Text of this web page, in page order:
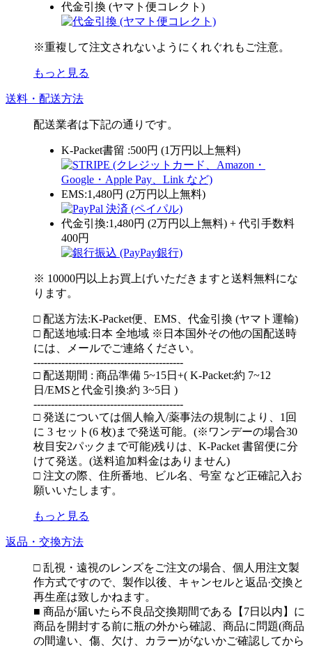
代金引換 (ヤマト便コレクト)
※重複して注文されないようにくれぐれもご注意。
もっと見る
送料・配送方法
配送業者は下記の通りです。
K-Packet書留 :500円 (1万円以上無料)
EMS:1,480円 (2万円以上無料)
代金引換:1,480円 (2万円以上無料) + 代引手数料
400円
※ 10000円以上お買上げいただきますと送料無料にな
ります。
□ 配送方法:K-Packet便、EMS、代金引換 (ヤマト運輸)
□ 配送地域:日本 全地域 ※日本国外その他の国配送時
には、メールでご連絡ください。
-------------------------------------------
□ 配送期間 : 商品準備 5~15日+( K-Packet:約 7~12
日/EMSと代金引換:約 3~5日 )
-------------------------------------------
□ 発送については個人輸入/薬事法の規制により、1回
に 3 セット(6 枚)まで発送可能。(※ワンデーの場合30
枚目安2パックまで可能)残りは、K-Packet 書留便に分
けて発送。(送料追加料金はありません)
□ 注文の際、住所番地、ビル名、号室 など正確記入お
願いいたします。
もっと見る
返品・交換方法
□ 乱視・遠視のレンズをご注文の場合、個人用注文製
作方式ですので、製作以後、キャンセルと返品·交換と
再生産は致しかねます。
■ 商品が届いたら不良品交換期間である【7日以内】に
商品を開封する前に瓶の外から確認、商品に問題(商品
の間違い、傷、欠け、カラー)がないかご確認してから